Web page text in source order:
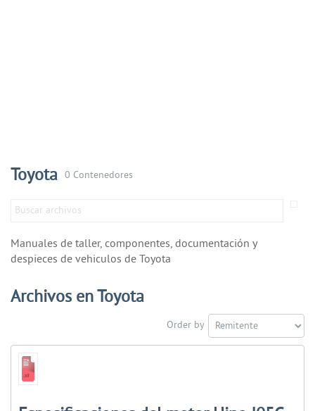
Toyota 0 Contenedores
Manuales de taller, componentes, documentación y
despieces de vehiculos de Toyota
Archivos en Toyota
Order by